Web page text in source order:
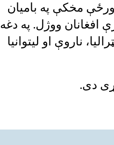
مخکې په بامیان
افغانان ووژل. په دغه
ناروې او لیتوانیا
دی.